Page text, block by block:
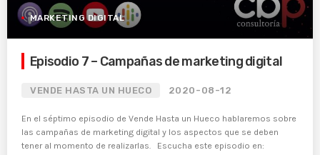
MARKETING DIGITAL
Episodio 7 – Campañas de marketing digital
VENDE HASTA UN HUECO 2020-08-12
En el séptimo episodio de Vende Hasta un Hueco hablaremos sobre
las campañas de marketing digital y los aspectos que se deben
tener al momento de realizarlas. Escucha este episodio en: